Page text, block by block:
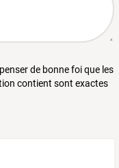
de bonne foi que les
contient sont exactes